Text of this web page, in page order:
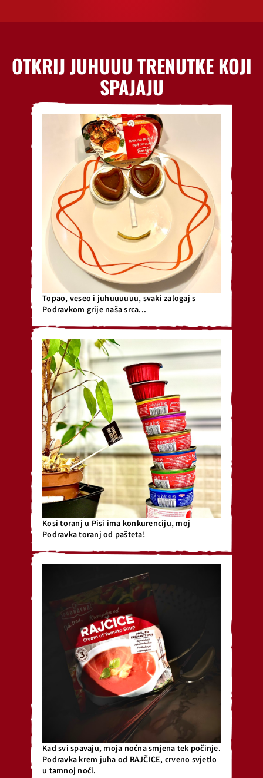
OTKRIJ JUHUUU TRENUTKE KOJI
SPAJAJU
Topao, veseo i juhuuuuuu, svaki zalogaj s
Podravkom grije naša srca...
Kosi toranj u Pisi ima konkurenciju, moj
Podravka toranj od pašteta!
Kad svi spavaju, moja noćna smjena tek počinje.
Podravka krem juha od RAJČICE, crveno svjetlo
u tamnoj noći.